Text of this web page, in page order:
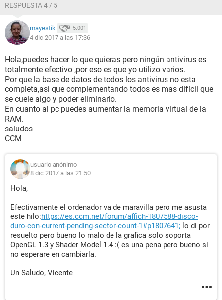
RESPUESTA 4 / 5
mayestik 5.001
4 dic 2017 a las 17:36
Hola,puedes hacer lo que quieras pero ningún antivirus es
totalmente efectivo ,por eso es que yo utilizo varios.
Por que la base de datos de todos los antivirus no esta
completa,asi que complementando todos es mas difícil que
se cuele algo y poder eliminarlo.
En cuanto al pc puedes aumentar la memoria virtual de la
RAM.
saludos
CCM
usuario anónimo
8 dic 2017 a las 21:50
Hola,
Efectivamente el ordenador va de maravilla pero me asusta
este hilo:https://es.ccm.net/forum/affich-1807588-disco-
duro-con-current-pending-sector-count-1#p1807641; lo di por
resuelto pero bueno lo malo de la grafica solo soporta
OpenGL 1.3 y Shader Model 1.4 :( es una pena pero bueno si
no esperare en cambiarla.
Un Saludo, Vicente